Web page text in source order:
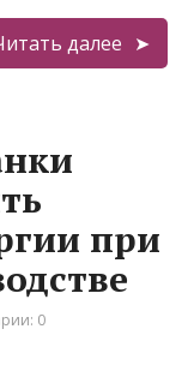
далее
при
0